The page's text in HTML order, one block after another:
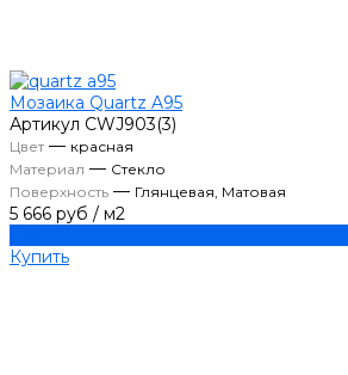
Мозаика Quartz A95
Артикул CWJ903(3)
Цвет— красная
Материал — Стекло
Поверхность — Глянцевая, Матовая
5 666 руб / м2
Купить